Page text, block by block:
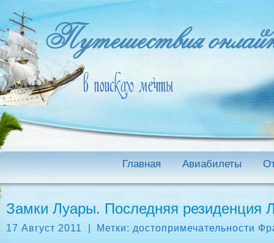
Главная Авиабилеты
Замки Луары. Последняя резиденция
17 Август 2011 Метки: достопримечательности